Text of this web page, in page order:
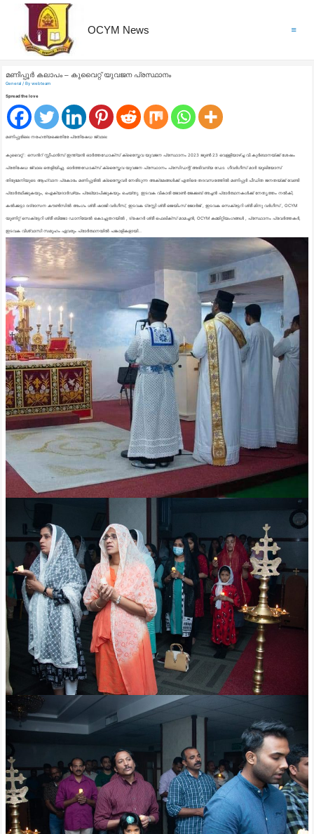
OCYM News
Main
മണിപ്പൂർ കലാപം – കുവൈറ്റ്‌ യുവജന പ്രസ്ഥാനം
General/ By webteam
Spread the love
മണിപ്പൂരിലെ നരഹത്യക്കെതിരേ പ്രതിഷേധ ജ്വാല:
കുവൈറ്റ് : സെൻറ് സ്റ്റീഫൻസ് ഇന്ത്യൻ ഓർത്തഡോക്സ് ക്രൈസ്തവ യുവജന പ്രസ്ഥാനം 2023 ജൂൺ 23 വെള്ളിയാഴ്ച്ച വി.കുർബാനയ്ക്ക് ശേഷം
പ്രതിഷേധ ജ്വാല തെളിയിച്ചു. ഓർത്തഡോക്സ്‌ ക്രൈസ്തവ യുവജന പ്രസ്ഥാനം പ്രസിഡന്റ് അഭിവന്ദ്യ ഡോ. ഗീവർഗീസ് മാർ യൂലിയോസ്‌
തിരുമേനിയുടെ ആഹ്വാന പ്രകാരം മണിപ്പൂരിൽ ക്രൈസ്തവർ നേരിടുന്ന അക്രമങ്ങൾക്ക് എതിരെ തദവസരത്തിൽ മണിപ്പുർ പീഡിത ജനതയ്ക്ക് വേണ്ടി
പ്രാർത്ഥിക്കുകയും, ഐക്യദാർഢ്യം പ്രഖ്യാപിക്കുകയും ചെയ്തു. ഇടവക വികാരി ജോൺ ജേക്കബ് അച്ചൻ പ്രാർത്ഥനകൾക്ക് നേതൃത്തം നൽകി,
കൽക്കട്ടാ ദദ്രാസന കൗൺസിൽ അംഗം ശ്രീ ഷാജി വർഗീസ്, ഇടവക ട്രസ്റ്റി ശ്രീ ജെയിംസ് ജോർജ് , ഇടവക സെക്രട്ടറി ശ്രീ മിനു വർഗീസ് , OCYM
യൂണിറ്റ് സെക്രട്ടറി ശ്രീ ബിജോ ഡാനിയേൽ കൊച്ചുതറയിൽ , ട്രഷറർ ശ്രീ ഫെലിക്സ് മാമച്ചൻ, OCYM കമ്മിറ്റിയംഗങ്ങൾ , പ്രസ്ഥാനം പ്രവർത്തകർ,
ഇടവക വിശ്വാസി സമൂഹം ഏവരും പ്രാർത്ഥനയിൽ പങ്കാളികളായി…